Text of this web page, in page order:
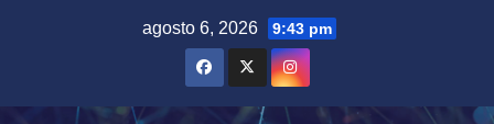
agosto 6, 2026 9:43 pm